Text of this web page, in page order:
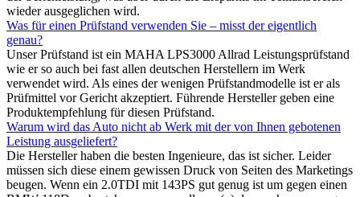
wieder ausgeglichen wird.
Was für einen Prüfstand verwenden Sie – misst der eigentlich
genau?
Unser Prüfstand ist ein MAHA LPS3000 Allrad Leistungsprüfstand
wie er so auch bei fast allen deutschen Herstellern im Werk
verwendet wird. Als eines der wenigen Prüfstandmodelle ist er als
Prüfmittel vor Gericht akzeptiert. Führende Hersteller geben eine
Produktempfehlung für diesen Prüfstand.
Warum wird das Auto nicht ab Werk mit der von Ihnen gebotenen
Leistung ausgeliefert?
Die Hersteller haben die besten Ingenieure, das ist sicher. Leider
müssen sich diese einem gewissen Druck von Seiten des Marketings
beugen. Wenn ein 2.0TDI mit 143PS gut genug ist um gegen einen